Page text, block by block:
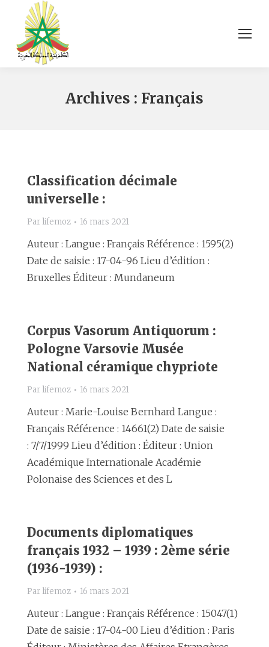
Archives : Français
Classification décimale
universelle :
Par lifemoz 16 mars 2021
Auteur : Langue : Français Référence : 1595(2)
Date de saisie : 17-04-96 Lieu d’édition :
Bruxelles Éditeur : Mundaneum
Corpus Vasorum Antiquorum :
Pologne Varsovie Musée
National céramique chypriote
Par lifemoz 16 mars 2021
Auteur : Marie-Louise Bernhard Langue :
Français Référence : 14661(2) Date de saisie
: 7/7/1999 Lieu d’édition : Éditeur : Union
Académique Internationale Académie
Polonaise des Sciences et des L
Documents diplomatiques
français 1932 – 1939 : 2ème série
(1936-1939) :
Par lifemoz 16 mars 2021
Auteur : Langue : Français Référence : 15047(1)
Date de saisie : 17-04-00 Lieu d’édition : Paris